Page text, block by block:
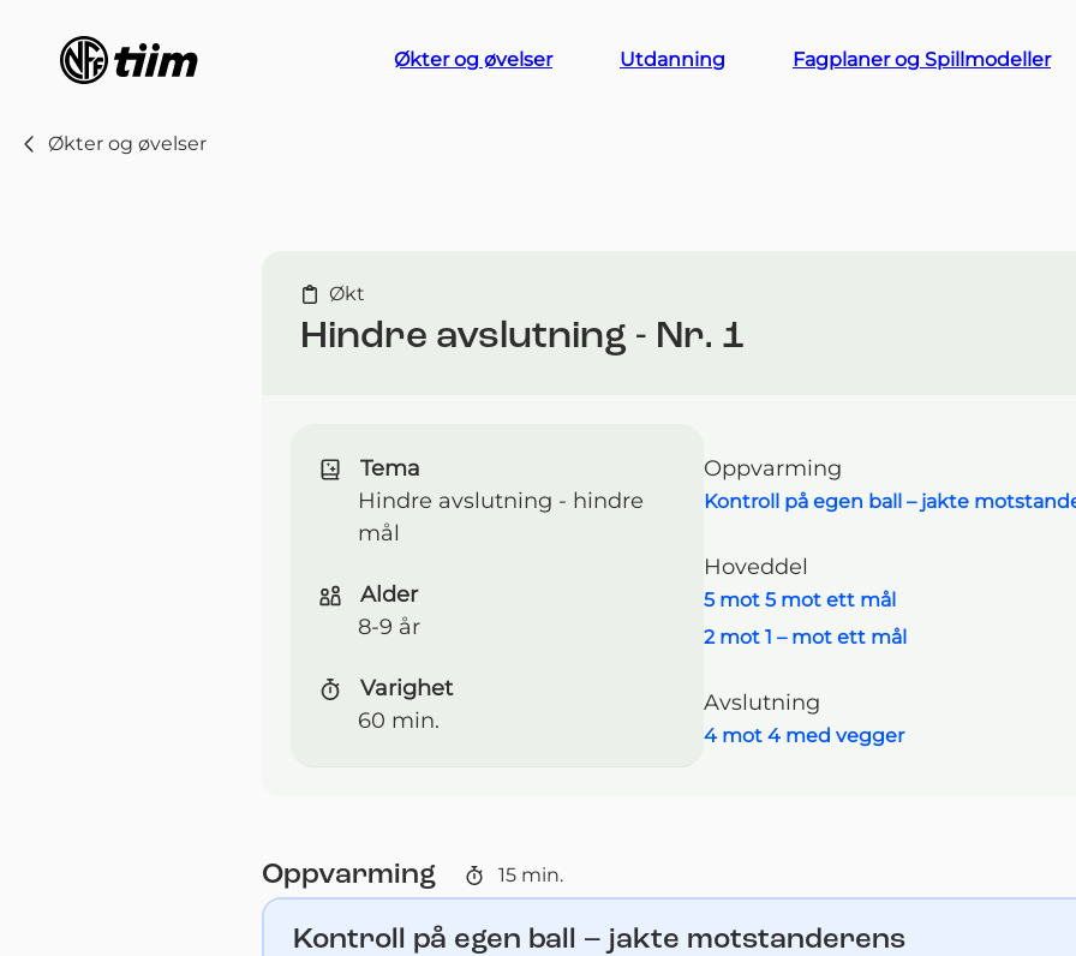
Økter og øvelser Utdanning Fagplaner og Spillmodeller
Økter og øvelser
Økt
Hindre avslutning - Nr. 1
Tema
Hindre avslutning - hindre
mål
Alder
8-9 år
Varighet
60 min.
Navigasjonsmeny
Oppvarming
Kontroll på egen ball – jakte
Hoveddel
5 mot 5 mot ett mål
2 mot 1 – mot ett mål
Avslutning
4 mot 4 med vegger
Oppvarming 15 min.
Kontroll på egen ball – jakte motstanderens